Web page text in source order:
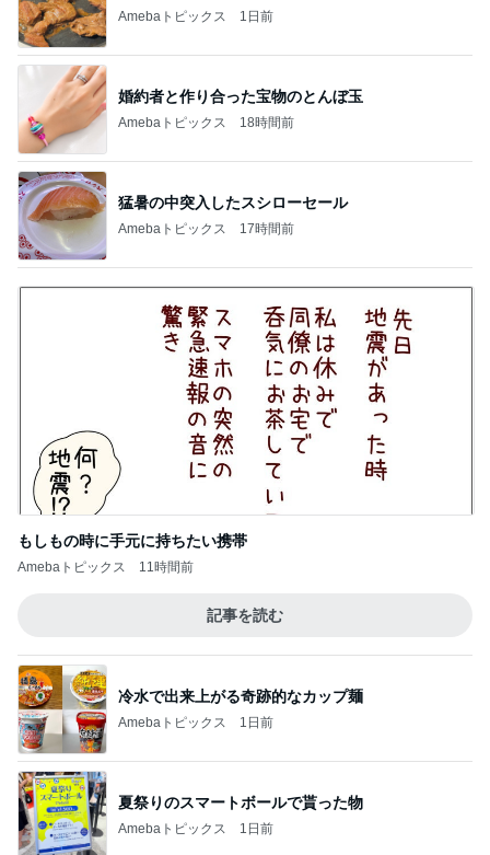
Amebaトピックス 1日前
婚約者と作り合った宝物のとんぼ玉
Amebaトピックス 18時間前
猛暑の中突入したスシローセール
Amebaトピックス 17時間前
もしもの時に手元に持ちたい携帯
Amebaトピックス 11時間前
記事を読む
冷水で出来上がる奇跡的なカップ麺
Amebaトピックス 1日前
夏祭りのスマートボールで貰った物
Amebaトピックス 1日前